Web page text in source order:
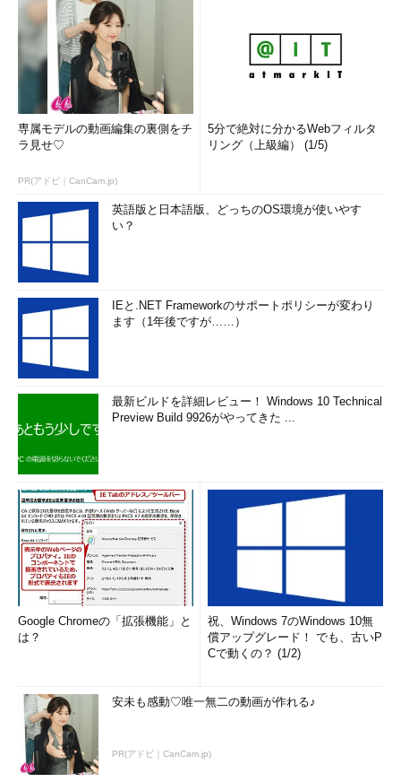
専属モデルの動画編集の裏側をチ
ラ見せ♡
PR(アドビ｜CanCam.jp)
5分で絶対に分かるWebフィルタ
リング（上級編） (1/5)
英語版と日本語版、どっちのOS環境が使いやす
い？
IEと.NET Frameworkのサポートポリシーが変わり
ます（1年後ですが……）
最新ビルドを詳細レビュー！ Windows 10 Technical
Preview Build 9926がやってきた ...
Google Chromeの「拡張機能」と
は？
祝、Windows 7のWindows 10無
償アップグレード！ でも、古いP
Cで動くの？ (1/2)
安未も感動♡唯一無二の動画が作れる♪
PR(アドビ｜CanCam.jp)